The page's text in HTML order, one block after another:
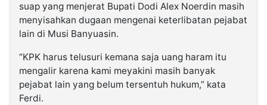
suap yang menjerat Bupati Dodi Alex Noerdin masih
menyisahkan dugaan mengenai keterlibatan pejabat
lain di Musi Banyuasin.
“KPK harus telusuri kemana saja uang haram itu
mengalir karena kami meyakini masih banyak
pejabat lain yang belum tersentuh hukum,” kata
Ferdi.